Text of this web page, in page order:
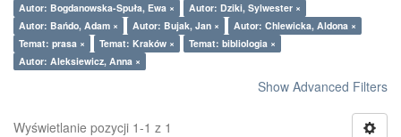
Autor: Bogdanowska-Spuła, Ewa ×
Autor: Dziki, Sylwester ×
Autor: Bańdo, Adam ×
Autor: Bujak, Jan ×
Autor: Chlewicka, Aldona ×
Temat: prasa ×
Temat: Kraków ×
Temat: bibliologia ×
Autor: Aleksiewicz, Anna ×
Show Advanced Filters
Wyświetlanie pozycji 1-1 z 1